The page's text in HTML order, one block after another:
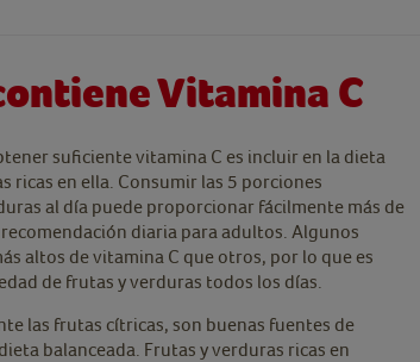
Vitamina C
suficiente vitamina C es incluir en la dieta
ricas en ella. Consumir las 5 porciones
al día puede proporcionar fácilmente más de
diaria para adultos. Algunos
altos de vitamina C que otros, por lo que es
de frutas y verduras todos los días.
las frutas cítricas, son buenas fuentes de
balanceada. Frutas y verduras ricas en